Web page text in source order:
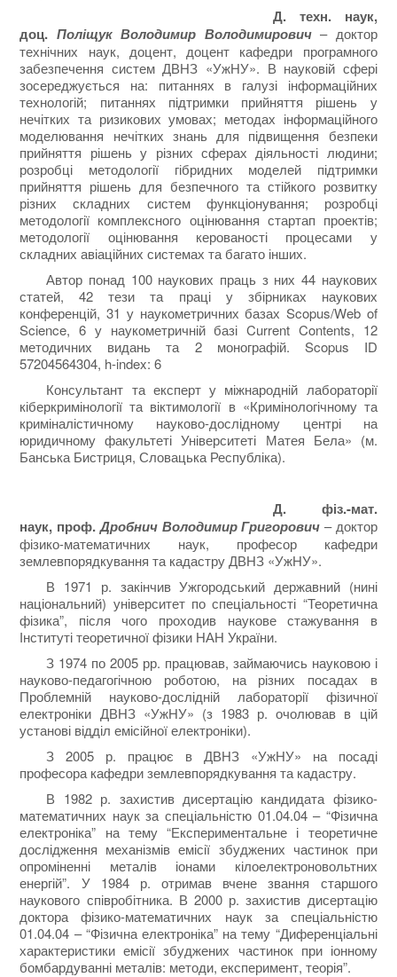
Д. техн. наук,
доц. Поліщук Володимир Володимирович– доктор
технічних наук, доцент, доцент кафедри програмного
забезпечення систем ДВНЗ «УжНУ». В науковій сфері
зосереджується на: питаннях в галузі інформаційних
технологій; питаннях підтримки прийняття рішень у
нечітких та ризикових умовах; методах інформаційного
моделювання нечітких знань для підвищення безпеки
прийняття рішень у різних сферах діяльності людини;
розробці методології гібридних моделей підтримки
прийняття рішень для безпечного та стійкого розвитку
різних складних систем функціонування; розробці
методології комплексного оцінювання стартап проектів;
методології оцінювання керованості процесами у
складних авіаційних системах та багато інших.
Автор понад 100 наукових праць з них 44 наукових
статей, 42 тези та праці у збірниках наукових
конференцій, 31 у наукометричних базах Scopus/Web of
Science, 6 у наукометричній базі Current Contents, 12
методичних видань та 2 монографій. Scopus ID
57204564304, h-index: 6
Консультант та експерт у міжнародній лабораторії
кіберкримінології та віктимології в «Кримінологічному та
криміналістичному науково-дослідному центрі на
юридичному факультеті Університеті Матея Бела» (м.
Банська Бистриця, Словацька Республіка).
Д. фіз.-мат.
наук, проф.Дробнич Володимир Григорович – доктор
фізико-математичних наук, професор кафедри
землевпорядкування та кадастру ДВНЗ «УжНУ».
В 1971 р. закінчив Ужгородський державний (нині
національний) університет по спеціальності “Теоретична
фізика”, після чого проходив наукове стажування в
Інституті теоретичної фізики НАН України.
З 1974 по 2005 рр. працював, займаючись науковою і
науково-педагогічною роботою, на різних посадах в
Проблемній науково-дослідній лабораторії фізичної
електроніки ДВНЗ «УжНУ» (з 1983 р. очолював в цій
установі відділ емісійної електроніки).
З 2005 р. працює в ДВНЗ «УжНУ» на посаді
професора кафедри землевпорядкування та кадастру.
В 1982 р. захистив дисертацію кандидата фізико-
математичних наук за спеціальністю 01.04.04 – “Фізична
електроніка” на тему “Експериментальне і теоретичне
дослідження механізмів емісії збуджених частинок при
опроміненні металів іонами кілоелектроновольтних
енергій”. У 1984 р. отримав вчене звання старшого
наукового співробітника. В 2000 р. захистив дисертацію
доктора фізико-математичних наук за спеціальністю
01.04.04 – “Фізична електроніка” на тему “Диференціальні
характеристики емісії збуджених частинок при іонному
бомбардуванні металів: методи, експеримент, теорія”.